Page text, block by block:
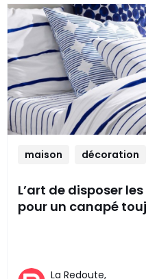
maison décoration
L’art de disposer
pour un canapé
La Redoute,